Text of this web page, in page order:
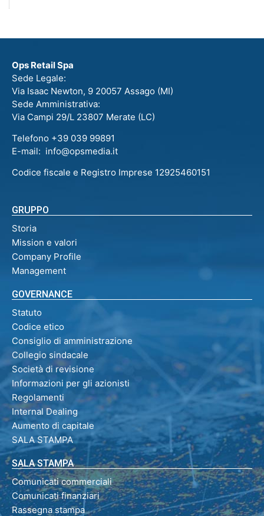
Ops Retail Spa
Sede Legale:
Via Isaac Newton, 9 20057 Assago (MI)
Sede Amministrativa:
Via Campi 29/L 23807 Merate (LC)
Telefono +39 039 99891
E-mail: info@opsmedia.it
Codice fiscale e Registro Imprese 12925460151
GRUPPO
Storia
Mission e valori
Company Profile
Management
GOVERNANCE
Statuto
Codice etico
Consiglio di amministrazione
Collegio sindacale
Società di revisione
Informazioni per gli azionisti
Regolamenti
Internal Dealing
Aumento di capitale
SALA STAMPA
SALA STAMPA
Comunicati commerciali
Comunicati finanziari
Rassegna stampa